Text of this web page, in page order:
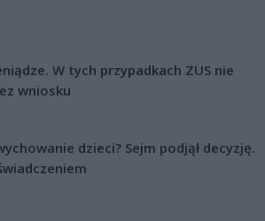
W tych przypadkach ZUS nie
wniosku
dzieci? Sejm podjął decyzję.